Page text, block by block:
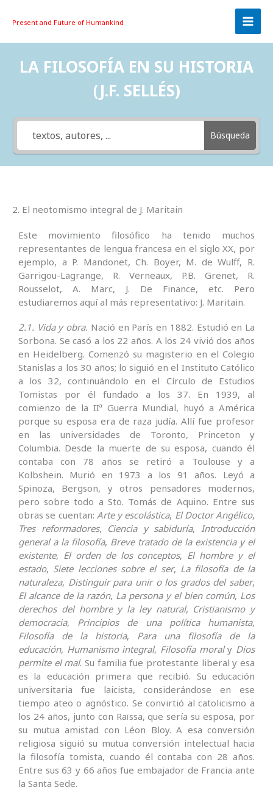
Present and Future of Humankind
LA FILOSOFÍA EN SU HISTORIA
(J.F. SELLÉS)
Búsqueda
2. El neotomismo integral de J. Maritain
Este movimiento filosófico ha tenido muchos
representantes de lengua francesa en el siglo XX, por
ejemplo, a P. Mandonet, Ch. Boyer, M. de Wulff, R.
Garrigou-Lagrange, R. Verneaux, P.B. Grenet, R.
Rousselot, A. Marc, J. De Finance, etc. Pero
estudiaremos aquí al más representativo: J. Maritain.
2.1. Vida y obra. Nació en París en 1882. Estudió en La
Sorbona. Se casó a los 22 años. A los 24 vivió dos años
en Heidelberg. Comenzó su magisterio en el Colegio
Stanislas a los 30 años; lo siguió en el Instituto Católico
a los 32, continuándolo en el Círculo de Estudios
Tomistas por él fundado a los 37. En 1939, al
comienzo de la IIª Guerra Mundial, huyó a América
porque su esposa era de raza judía. Allí fue profesor
en las universidades de Toronto, Princeton y
Columbia. Desde la muerte de su esposa, cuando él
contaba con 78 años se retiró a Toulouse y a
Kolbshein. Murió en 1973 a los 91 años. Leyó a
Spinoza, Bergson, y otros pensadores modernos,
pero sobre todo a Sto. Tomás de Aquino. Entre sus
obras se cuentan: Arte y escolástica, El Doctor Angélico,
Tres reformadores, Ciencia y sabiduría, Introducción
general a la filosofía, Breve tratado de la existencia y el
existente, El orden de los conceptos, El hombre y el
estado, Siete lecciones sobre el ser, La filosofía de la
naturaleza, Distinguir para unir o los grados del saber,
El alcance de la razón, La persona y el bien común, Los
derechos del hombre y la ley natural, Cristianismo y
democracia, Principios de una política humanista,
Filosofía de la historia, Para una filosofía de la
educación, Humanismo integral, Filosofía moraly Dios
permite el mal. Su familia fue protestante liberal y esa
es la educación primera que recibió. Su educación
universitaria fue laicista, considerándose en ese
tiempo ateo o agnóstico. Se convirtió al catolicismo a
los 24 años, junto con Raïssa, que sería su esposa, por
su mutua amistad con Léon Bloy. A esa conversión
religiosa siguió su mutua conversión intelectual hacia
la filosofía tomista, cuando él contaba con 28 años.
Entre sus 63 y 66 años fue embajador de Francia ante
la Santa Sede.